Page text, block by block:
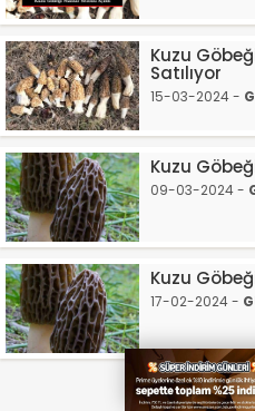
Kuzu
Satılıyor
15-03-2024 -
Kuzu
09-03-2024 -
Kuzu
17-02-2024 -